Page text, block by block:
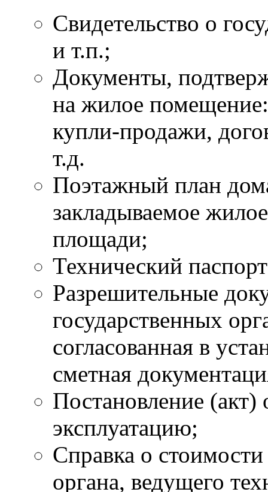
Свидетельство о
и т.п.;
Документы,
на жилое
купли-продажи,
т.д.
Поэтажный план
закладываемое
площади;
Технический
Разрешительные
государственных
согласованная в
сметная
Постановление
эксплуатацию;
Справка о
органа, ведущего